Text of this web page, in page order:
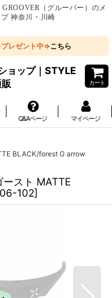
（グルーバー）のメ
神奈川・川崎
プレゼント中⇒こちら
ョップ｜STYLE
カート
Q&Aページ マイページ
BLACK/forest G arrow
スト MATTE
102]